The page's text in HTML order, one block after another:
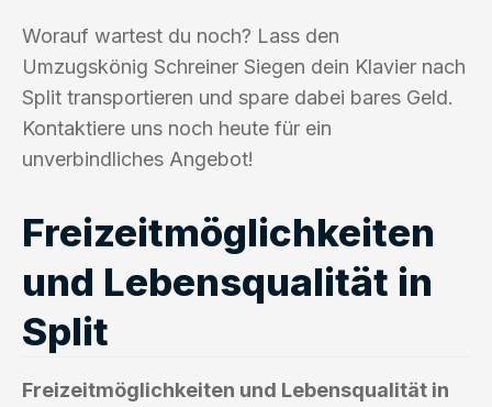
Worauf wartest du noch? Lass den
Umzugskönig Schreiner Siegen dein Klavier nach
Split transportieren und spare dabei bares Geld.
Kontaktiere uns noch heute für ein
unverbindliches Angebot!
Freizeitmöglichkeiten
und Lebensqualität in
Split
Freizeitmöglichkeiten und Lebensqualität in